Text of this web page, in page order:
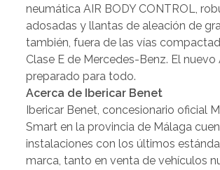
neumática AIR BODY CONTROL,
adosadas y llantas de aleación de
también, fuera de las vías
Clase E de Mercedes-Benz. El nuevo
preparado para todo.
Acerca de Ibericar Benet
Ibericar Benet, concesionario oficial
Smart en la provincia de Málaga
instalaciones con los últimos
marca, tanto en venta de vehículos